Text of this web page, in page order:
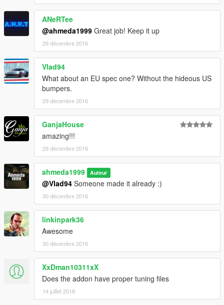
ANeRTee
@ahmeda1999 Great job! Keep it up
29 décembre 2016
Vlad94
What about an EU spec one? Without the hideous US
bumpers.
29 décembre 2016
GanjaHouse
amazing!!!
29 décembre 2016
ahmeda1999 Auteur
@Vlad94 Someone made it already :)
30 décembre 2016
linkinpark36
Awesome
30 décembre 2016
XxDman10311xX
Does the addon have proper tuning files
14 juillet 2018